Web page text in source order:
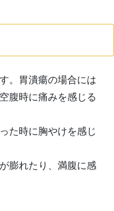
。胃潰瘍の場合には
腹時に痛みを感じる
た時に胸やけを感じ
膨れたり、満腹に感